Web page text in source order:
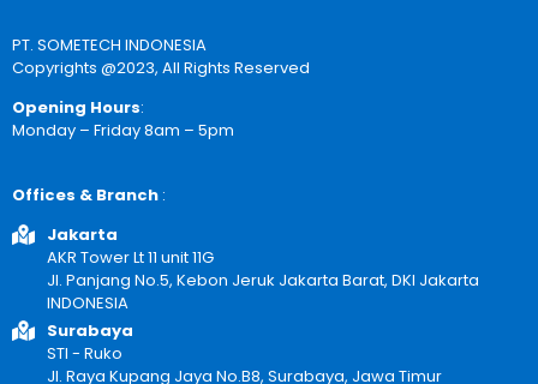
PT. SOMETECH INDONESIA
Copyrights @2023, All Rights Reserved
Opening Hours:
Monday – Friday 8am – 5pm
Offices & Branch :
Jakarta
AKR Tower Lt 11 unit 11G
Jl. Panjang No.5, Kebon Jeruk Jakarta Barat, DKI Jakarta
INDONESIA
Surabaya
STI - Ruko
Jl. Raya Kupang Jaya No.B8, Surabaya, Jawa Timur